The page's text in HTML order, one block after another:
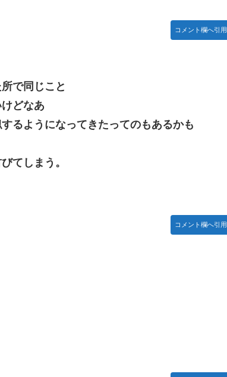
コメント欄へ引用
で同じこと
どなあ
るようになってきたってのもあるかも
てしまう。
コメント欄へ引用